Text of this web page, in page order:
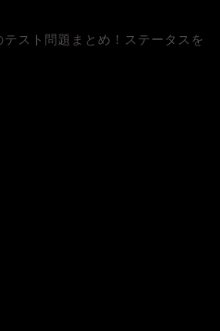
スト問題まとめ！ステータスを